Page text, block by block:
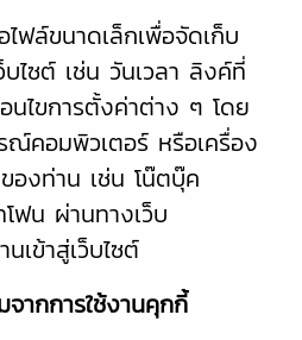
ไฟล์ขนาดเล็กเพื่อจัดเก็บ
บไซต์ เช่น วันเวลา ลิงค์ที่
นไขการตั้งค่าต่าง ๆ โดย
ณ์คอมพิวเตอร์ หรือเครื่อง
องท่าน เช่น โน๊ตบุ๊ค
ฟน ผ่านทางเว็บ
เข้าสู่เว็บไซต์
ากการใช้งานคุกกี้